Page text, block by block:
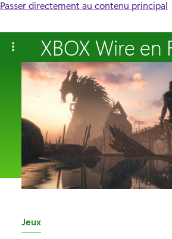
Passer directement au contenu principal
XBOX Wire en
C
Jeux